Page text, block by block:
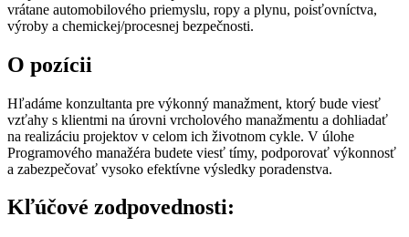
vrátane automobilového priemyslu, ropy a plynu, poisťovníctva,
výroby a chemickej/procesnej bezpečnosti.
O pozícii
Hľadáme konzultanta pre výkonný manažment, ktorý bude viesť
vzťahy s klientmi na úrovni vrcholového manažmentu a dohliadať
na realizáciu projektov v celom ich životnom cykle. V úlohe
Programového manažéra budete viesť tímy, podporovať výkonnosť
a zabezpečovať vysoko efektívne výsledky poradenstva.
Kľúčové zodpovednosti: